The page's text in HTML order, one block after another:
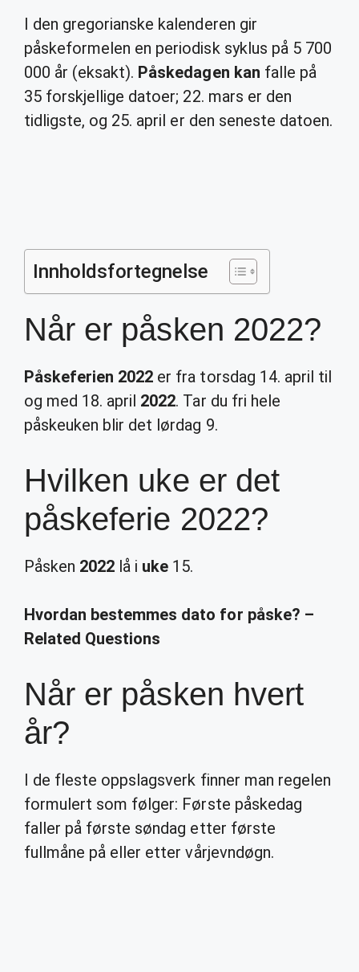
I den gregorianske kalenderen gir
påskeformelen en periodisk syklus på 5 700
000 år (eksakt). Påskedagen kan falle på
35 forskjellige datoer; 22. mars er den
tidligste, og 25. april er den seneste datoen.
Innholdsfortegnelse
Når er påsken 2022?
Påskeferien 2022 er fra torsdag 14. april til
og med 18. april 2022. Tar du fri hele
påskeuken blir det lørdag 9.
Hvilken uke er det
påskeferie 2022?
Påsken 2022 lå i uke 15.
Hvordan bestemmes dato for påske? –
Related Questions
Når er påsken hvert
år?
I de fleste oppslagsverk finner man regelen
formulert som følger: Første påskedag
faller på første søndag etter første
fullmåne på eller etter vårjevndøgn.